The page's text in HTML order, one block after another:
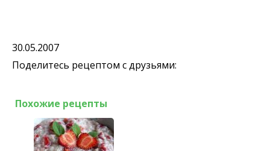
30.05.2007
Поделитесь рецептом с друзьями:
Похожие рецепты